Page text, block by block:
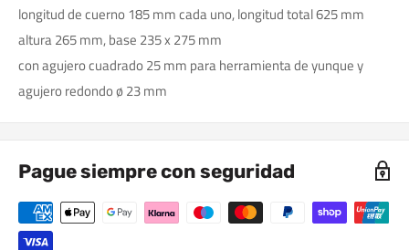
longitud de cuerno 185 mm cada uno, longitud total 625 mm
altura 265 mm, base 235 x 275 mm
con agujero cuadrado 25 mm para herramienta de yunque y
agujero redondo ø 23 mm
Pague siempre con seguridad